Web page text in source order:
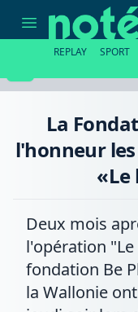
Fondation
l'honneur
REPLAY SPORT
La
l'honneur
«Le
Deux mois
l'opération
fondation Be
la Wallonie